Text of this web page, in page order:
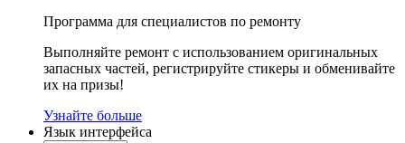
Программа для специалистов по ремонту
Выполняйте ремонт с использованием оригинальных
запасных частей, регистрируйте стикеры и обменивайте
их на призы!
Узнайте больше
Язык интерфейса